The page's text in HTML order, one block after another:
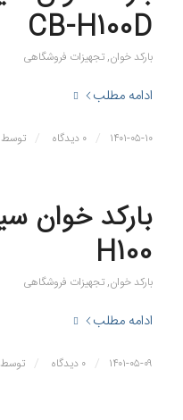
CB-H100D
بارکد خوان,تجهیزات فروشگاهی
ادامه مطلب
۱۴۰۱-۰۵-۱۰ / ۰ دیدگاه / توسط
H100
بارکد خوان,تجهیزات فروشگاهی
ادامه مطلب
۱۴۰۱-۰۵-۰۹ / ۰ دیدگاه / توسط